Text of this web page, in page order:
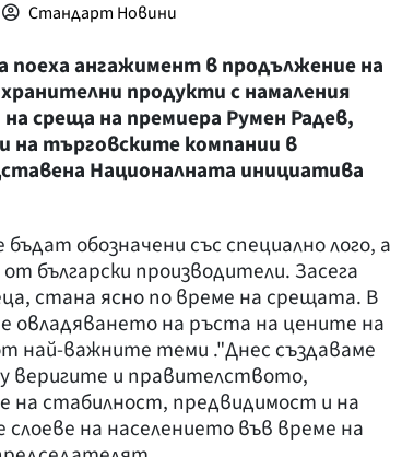
Стандарт Новини
ангажимент в продължение на
продукти с намаления
среща на премиера Румен Радев,
търговските компании в
Националната инициатива
обозначени със специално лого, а
български производители. Засега
стана ясно по време на срещата. В
овладяването на ръста на цените на
най-важните теми ."Днес създаваме
веригите и правителството,
на стабилност, предвидимост и на
на населението във време на